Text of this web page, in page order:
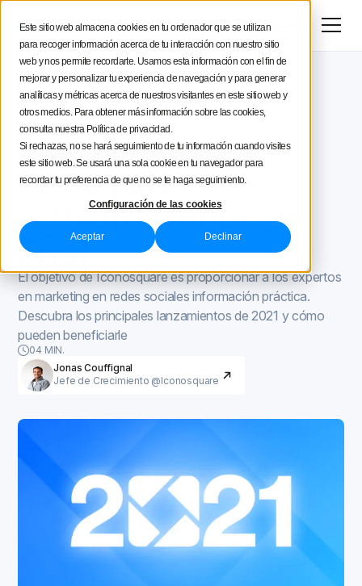
Este sitio web almacena cookies en tu ordenador que se utilizan
para recoger información acerca de tu interacción con nuestro sitio
web y nos permite recordarte. Usamos esta información con el fin de
mejorar y personalizar tu experiencia de navegación y para generar
analíticas y métricas acerca de nuestros visitantes en este sitio web y
otros medios. Para obtener más información sobre las cookies,
consulta nuestra Política de privacidad.
Si rechazas, no se hará seguimiento de tu información cuando visites
este sitio web. Se usará una sola cookie en tu navegador para
recordar tu preferencia de que no se te haga seguimiento.
Configuración de las cookies
Aceptar Declinar
Prueba gratis
Menú
Estratégia social media
Consejos de creación
Blog de Iconosquare Noticias del producto
Noticias del producto
November 6, 2021
Actualizado elNovember 8, 2021
Iconosquare:
Principales
actualizaciones en
2021
El objetivo de Iconosquare es proporcionar a los expertos
en marketing en redes sociales información práctica.
Descubra los principales lanzamientos de 2021 y cómo
pueden beneficiarle
04 MIN.
Jonas Couffignal
Jefe de Crecimiento @Iconosquare